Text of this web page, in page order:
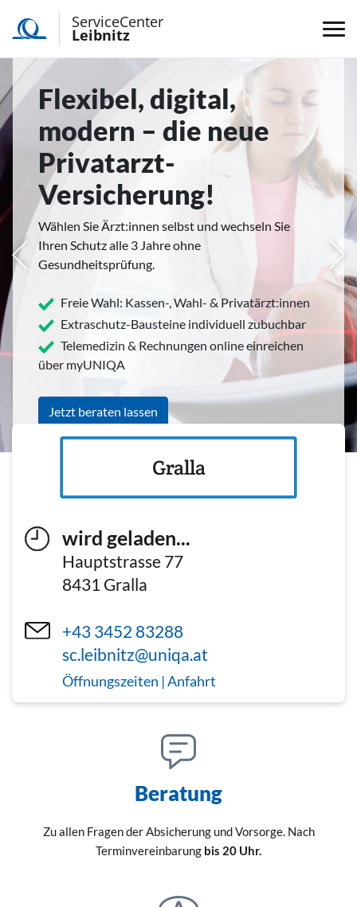
ServiceCenter
Leibnitz
Flexibel, digital,
modern – die neue
Privatarzt-
Versicherung!
Wählen Sie Ärzt:innen selbst und wechseln Sie
Ihren Schutz alle 3 Jahre ohne
Gesundheitsprüfung.
Freie Wahl: Kassen-, Wahl- & Privatärzt:innen
Extraschutz-Bausteine individuell zubuchbar
Telemedizin & Rechnungen online einreichen
über myUNIQA
Jetzt beraten lassen
wird geladen...
Hauptstrasse 77
8431 Gralla
+43 3452 83288
sc.leibnitz@uniqa.at
Öffnungszeiten | Anfahrt
Gralla
Beratung
Zu allen Fragen der Absicherung und Vorsorge. Nach
Terminvereinbarung bis 20 Uhr.